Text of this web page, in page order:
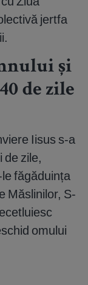
jertfa
și
de zile
Iisus s-a
de zile,
făgăduința
Măslinilor, S-
omului